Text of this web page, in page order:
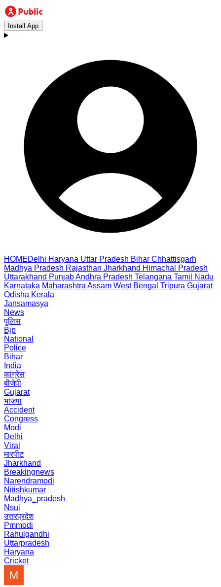
Install App
HOMEDelhi Haryana Uttar Pradesh Bihar Chhattisgarh
Madhya Pradesh Rajasthan Jharkhand Himachal Pradesh
Uttarakhand PunjabAndhra Pradesh Telangana Tamil Nadu
Karnataka Maharashtra Assam West Bengal Tripura Gujarat
Odisha Kerala
Jansamasya
News
पुलिस
Bjp
National
Police
Bihar
India
कांग्रेस
बीजेपी
Gujarat
भाजपा
Accident
Congress
Modi
Delhi
Viral
मारपीट
Jharkhand
Breakingnews
Narendramodi
Nitishkumar
Madhya_pradesh
Nsui
उत्तरप्रदेश
Pmmodi
Rahulgandhi
Uttarpradesh
Haryana
Cricket